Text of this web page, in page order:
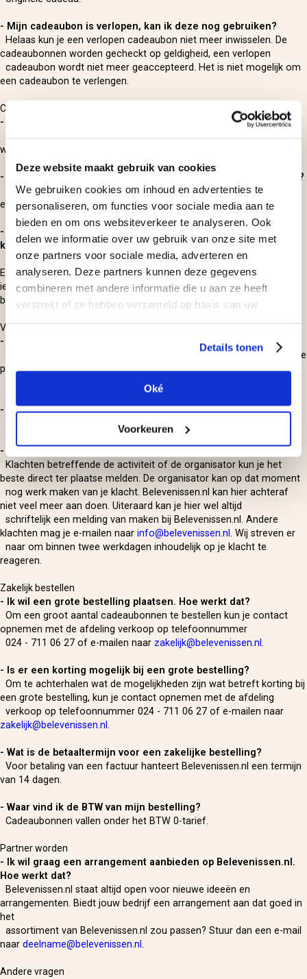
Deze website maakt gebruik van cookies
We gebruiken cookies om inhoud en advertenties te
personaliseren, om functies voor sociale media aan te
bieden en om ons websiteverkeer te analyseren. Ook
delen we informatie over uw gebruik van onze site met
onze partners voor sociale media, adverteren en
analyseren. Deze partners kunnen deze gegevens
combineren met andere informatie die u aan ze heeft
verstrekt of ze hebben verzameld op basis van uw
Details tonen
Oké
Voorkeuren
- Mijn cadeaubon is verlopen, kan ik deze nog gebruiken?
Helaas kun je een verlopen cadeaubon niet meer inwisselen. De
cadeaubonnen worden gecheckt op geldigheid, een verlopen
cadeaubon wordt niet meer geaccepteerd. Het is niet mogelijk om
een cadeaubon te verlengen.
Cadeaubon inwisselen
- Kan ik mijn cadeaubon inwisselen voor geld?
wisselen voor geld.
- Kan ik mijn cadeaubon inwisselen voor een andere belevenis?
Helaas is het niet mogelijk om een cadeaubon in te wisselen voor
een andere belevenis.
- Ik ben mijn cadeaubon kwijtgeraakt, kan ik een nieuwe
krijgen?
Het is bij verlies niet mogelijk een nieuwe cadeaubon toe te sturen.
Een cadeaubon van Belevenissen.nl is vrij op naam en kan dus door
iemand anders worden ingewisseld. De zoekgeraakte cadeaubon
blijft dus geldig. Bewaar de e-mail met je cadeaubon dus goed!
Voorwaarden
- Wat houdt de laagste prijsgarantie in?
De prijzen op Belevenissen.nl zijn marktconform. Dit houdt in dat de
prijzen gelijk zijn aan de prijs van de organisator van de
belevenis. Je bent bij ons dus nooit duurder uit.
- Wat zijn de algemene voorwaarden van Belevenissen.nl?
voor de algemene voorwaarden van Belevenissen.nl.
- Waar kan ik terecht met een klacht?
Klachten betreffende de activiteit of de organisator kun je het
beste direct ter plaatse melden. De organisator kan op dat moment
nog werk maken van je klacht. Belevenissen.nl kan hier achteraf
niet veel meer aan doen. Uiteraard kan je hier wel altijd
schriftelijk een melding van maken bij Belevenissen.nl. Andere
klachten mag je e-mailen naar info@belevenissen.nl . Wij streven er
naar om binnen twee werkdagen inhoudelijk op je klacht te
reageren.
Zakelijk bestellen
- Ik wil een grote bestelling plaatsen. Hoe werkt dat?
Om een groot aantal cadeaubonnen te bestellen kun je contact
opnemen met de afdeling verkoop op telefoonnummer
024 - 711 06 27 of e-mailen naar zakelijk@belevenissen.nl .
- Is er een korting mogelijk bij een grote bestelling?
Om te achterhalen wat de mogelijkheden zijn wat betreft korting bij
een grote bestelling, kun je contact opnemen met de afdeling
verkoop op telefoonnummer 024 - 711 06 27 of e-mailen naar
zakelijk@belevenissen.nl .
- Wat is de betaaltermijn voor een zakelijke bestelling?
Voor betaling van een factuur hanteert Belevenissen.nl een termijn
van 14 dagen.
- Waar vind ik de BTW van mijn bestelling?
Cadeaubonnen vallen onder het BTW 0-tarief.
Partner worden
- Ik wil graag een arrangement aanbieden op Belevenissen.nl.
Hoe werkt dat?
Belevenissen.nl staat altijd open voor nieuwe ideeën en
arrangementen. Biedt jouw bedrijf een arrangement aan dat goed in
het
assortiment van Belevenissen.nl zou passen? Stuur dan een e-mail
naar deelname@belevenissen.nl .
Andere vragen